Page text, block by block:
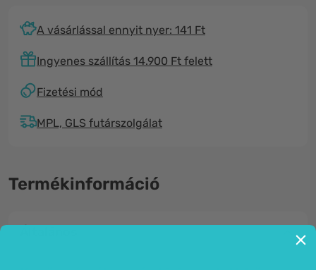
A vásárlással ennyit nyer: 141 Ft
Ingyenes szállítás 14.900 Ft felett
Fizetési mód
MPL, GLS futárszolgálat
Termékinformáció